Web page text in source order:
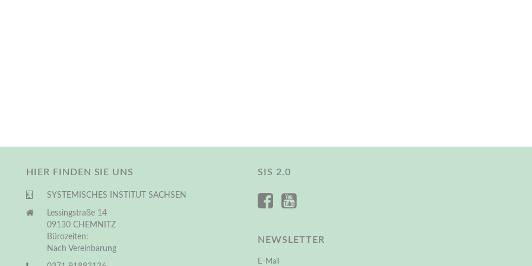
HIER FINDEN SIE UNS
SYSTEMISCHES INSTITUT SACHSEN
Lessingstraße 14
09130 CHEMNITZ
Bürozeiten:
Nach Vereinbarung
SIS 2.0
NEWSLETTER
E-Mail